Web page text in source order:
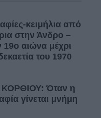
κειμήλια από
στην Άνδρο –
αιώνα μέχρι
του 1970
Όταν η
γίνεται μνήμη